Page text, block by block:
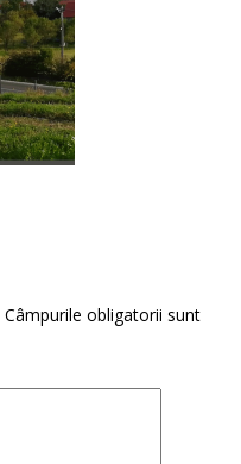
Câmpurile obligatorii sunt